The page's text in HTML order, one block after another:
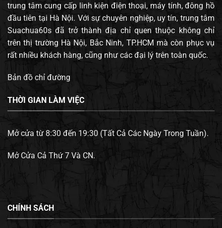
trung tâm cung cấp linh kiện điện thoại, máy tính, đông hồ
đầu tiên tại Hà Nội. Với sự chuyên nghiệp, uy tín, trung tâm
Suachua60s đã trở thành địa chỉ quen thuộc không chỉ
trên thị trường Hà Nội, Bắc Ninh, TP.HCM mà còn phục vụ
rất nhiều khách hàng, cũng như các đại lý trên toàn quốc.
Bản đồ chỉ đường
THỜI GIAN LÀM VIỆC
Mở cửa từ 8:30 đến 19:30 (Tất Cả Các Ngày Trong Tuần).
Mở Cửa Cả Thứ 7 Và CN.
CHÍNH SÁCH